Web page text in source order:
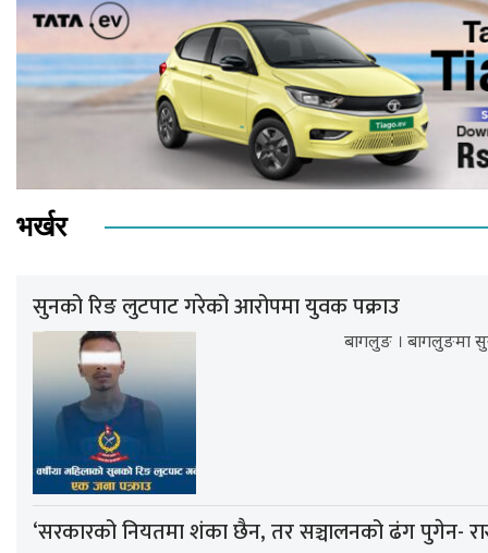
भर्खर
सुनको रिङ लुटपाट गरेको आरोपमा युवक पक्राउ
बागलुङ । बागलुङमा
‘सरकारको नियतमा शंका छैन, तर सञ्चालनको ढंग पुगेन-